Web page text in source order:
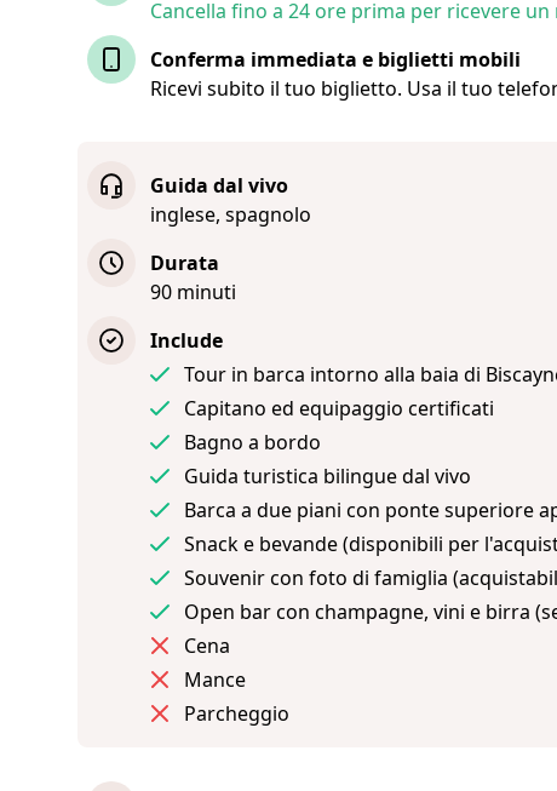
Cancella fino a 24 ore prima per ricevere
Conferma immediata e biglietti mobili
Ricevi subito il tuo biglietto. Usa il tuo
Guida dal vivo
inglese, spagnolo
Durata
90 minuti
Include
Tour in barca intorno alla baia di
Capitano ed equipaggio certificati
Bagno a bordo
Guida turistica bilingue dal vivo
Barca a due piani con ponte superiore
Snack e bevande (disponibili per
Souvenir con foto di famiglia
Open bar con champagne, vini e birra
Cena
Mance
Parcheggio